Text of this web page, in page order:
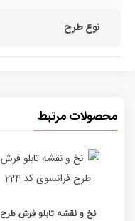
نوع طرح
محصولات مرتبط
نخ و نقشه تابلو فرش طرح